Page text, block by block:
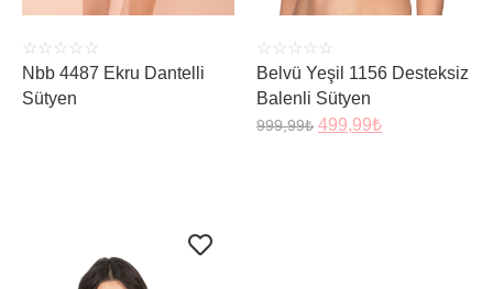
☆ ☆ ☆ ☆ ☆
Nbb 4487 Ekru Dantelli
Sütyen
☆ ☆ ☆ ☆ ☆
Belvü Yeşil 1156 Desteksiz
Balenli Sütyen
999,99₺ 499,99₺